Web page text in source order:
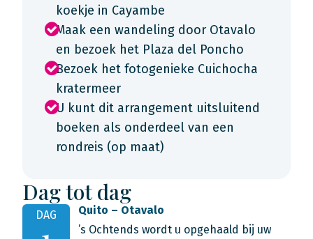
koekje in Cayambe
Maak een wandeling door Otavalo
en bezoek het Plaza del Poncho
Bezoek het fotogenieke Cuichocha
kratermeer
U kunt dit arrangement uitsluitend
boeken als onderdeel van een
rondreis (op maat)
Dag tot dag
DAG
Quito – Otavalo
’s Ochtends wordt u opgehaald bij uw